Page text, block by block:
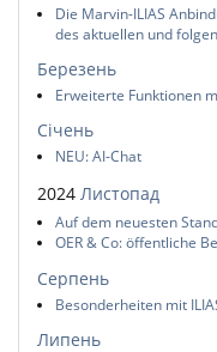
Die Marvin-ILIAS
des aktuellen und
Березень
Erweiterte Funktionen
Січень
NEU: AI-Chat
2024 Листопад
Auf dem neuesten
OER & Co: öffentliche
Серпень
Besonderheiten mit
Липень